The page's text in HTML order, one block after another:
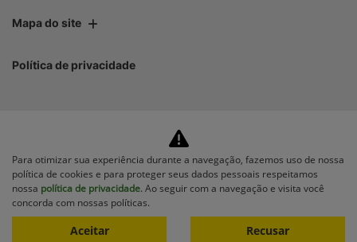
Mapa do site
Política de privacidade
No trânsito, enxergar o
outro salva vidas.
Desenvolvido pela DEALERSPACE ® Direitos Reservados.
Para otimizar sua experiência durante a navegação, fazemos uso de nossa
política de cookies e para proteger seus dados pessoais respeitamos
nossa política de privacidade. Ao seguir com a navegação e visita você
concorda com nossas políticas.
Aceitar Recusar